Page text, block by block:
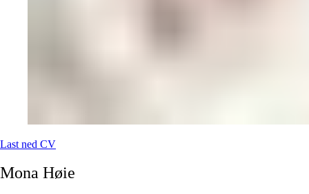
Last ned CV
Mona Høie